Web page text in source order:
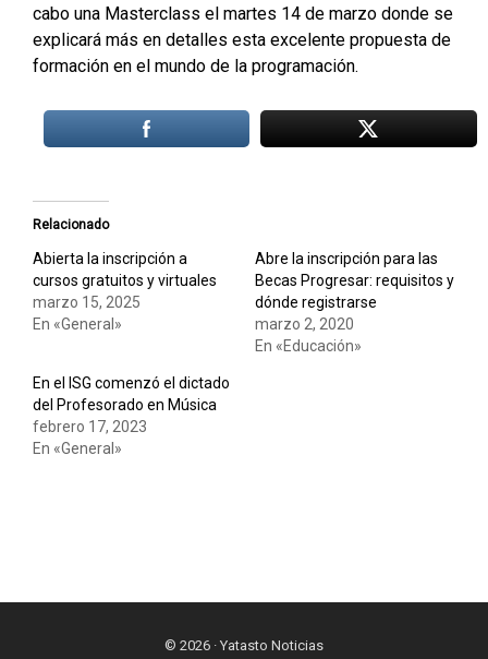
cabo una Masterclass el martes 14 de marzo donde se
explicará más en detalles esta excelente propuesta de
formación en el mundo de la programación.
Relacionado
Abierta la inscripción a
cursos gratuitos y virtuales
marzo 15, 2025
En «General»
Abre la inscripción para las
Becas Progresar: requisitos y
dónde registrarse
marzo 2, 2020
En «Educación»
En el ISG comenzó el dictado
del Profesorado en Música
febrero 17, 2023
En «General»
© 2026 · Yatasto Noticias